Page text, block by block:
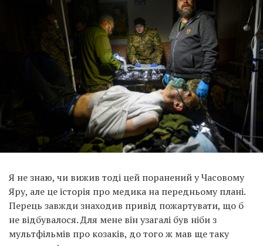
Я не знаю, чи вижив тоді цей поранений у Часовому
Яру, але це історія про медика на передньому плані.
Перець завжди знаходив привід пожартувати, що б
не відбувалося. Для мене він узагалі був ніби з
мультфільмів про козаків, до того ж мав ще таку